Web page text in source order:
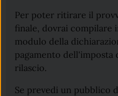
Per poter ritirare il
finale, dovrai compilare
modulo della
pagamento dell'imposta
rilascio.
Se prevedi un pubblico